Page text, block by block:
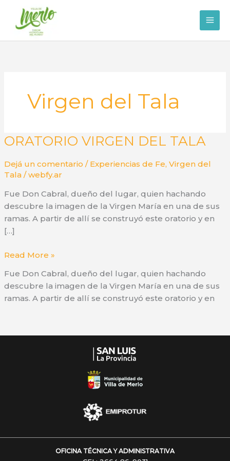
contenido
Virgen del Tala
ORATORIO VIRGEN DEL TALA
Dejá un comentario / Experiencias de Fe,Virgen del
Tala /webfy.ar
Fue Don Cabral, dueño del lugar, quien hachando
descubre la imagen de la Virgen María en una de sus
ramas. A partir de allí se construyó este oratorio y en
[…]
ORATORIO
DEL
TALA
Read More »
Fue Don Cabral, dueño del lugar, quien hachando
descubre la imagen de la Virgen María en una de sus
ramas. A partir de allí se construyó este oratorio y en
OFICINA TÉCNICA Y ADMINISTRATIVA